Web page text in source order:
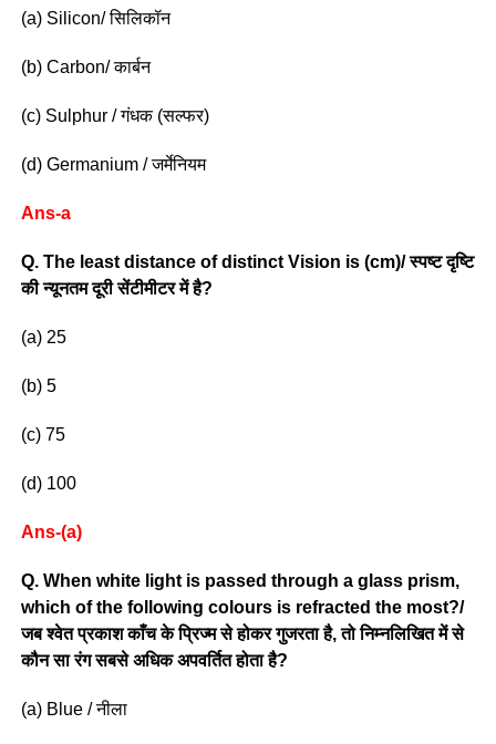
(a) Silicon/ सिलिकॉन
(b) Carbon/ कार्बन
(c) Sulphur / गंधक (सल्फर)
(d) Germanium / जर्मेनियम
Ans-a
Q. The least distance of distinct Vision is (cm)/ स्पष्ट दृष्टि
की न्यूनतम दूरी सेंटीमीटर में है?
(a) 25
(b) 5
(c) 75
(d) 100
Ans-(a)
Q. When white light is passed through a glass prism,
which of the following colours is refracted the most?/
जब श्वेत प्रकाश काँच के प्रिज्म से होकर गुजरता है, तो निम्नलिखित में से
कौन सा रंग सबसे अधिक अपवर्तित होता है?
(a) Blue / नीला